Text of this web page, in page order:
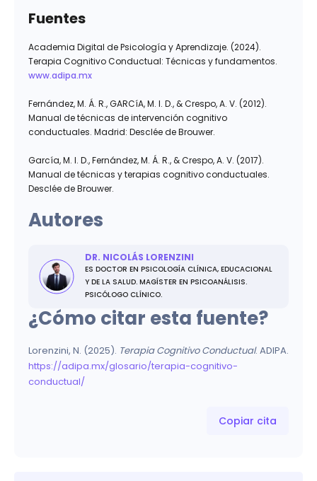
Fuentes
Academia Digital de Psicología y Aprendizaje. (2024).
Terapia Cognitivo Conductual: Técnicas y fundamentos.
www.adipa.mx
Fernández, M. Á. R., GARCíA, M. I. D., & Crespo, A. V. (2012).
Manual de técnicas de intervención cognitivo
conductuales. Madrid: Desclée de Brouwer.
García, M. I. D., Fernández, M. Á. R., & Crespo, A. V. (2017).
Manual de técnicas y terapias cognitivo conductuales.
Desclée de Brouwer.
Autores
DR. NICOLÁS LORENZINI
ES DOCTOR EN PSICOLOGÍA CLÍNICA, EDUCACIONAL
Y DE LA SALUD. MAGÍSTER EN PSICOANÁLISIS.
PSICÓLOGO CLÍNICO.
¿Cómo citar esta fuente?
Lorenzini, N. (2025). Terapia Cognitivo Conductual. ADIPA.
https://adipa.mx/glosario/terapia-cognitivo-
conductual/
Copiar cita